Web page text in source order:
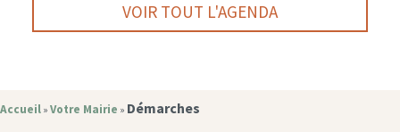
VOIR TOUT L'AGENDA
Accueil » Votre Mairie » Démarches